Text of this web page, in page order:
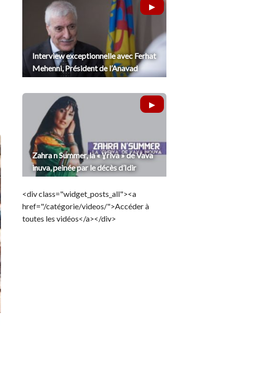
Interview exceptionnelle avec Ferhat
Mehenni, Président de l’Anavad
Zahra n Summer, la « Ɣriva » de Vava
inuva, peinée par le décès d’Idir
<div class="widget_posts_all"><a
href="/catégorie/videos/">Accéder à
toutes les vidéos</a></div>